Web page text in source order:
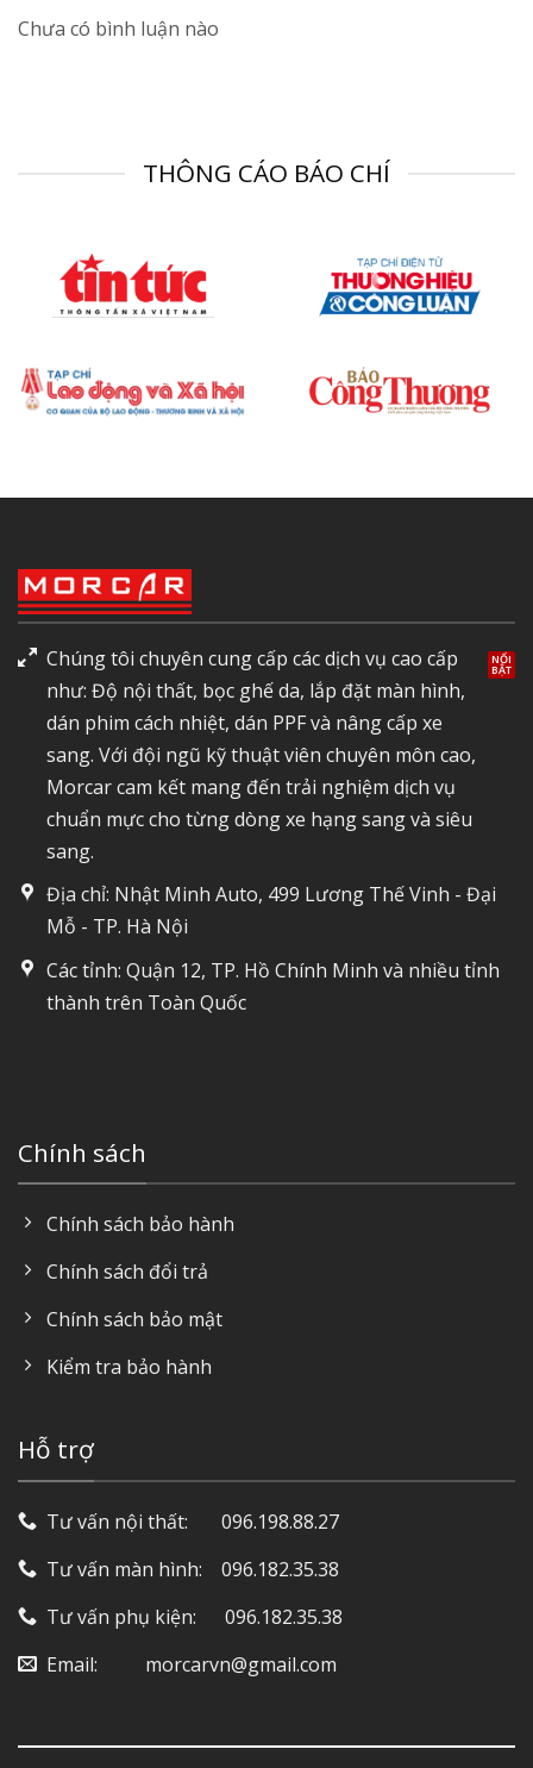
Chưa có bình luận nào
THÔNG CÁO BÁO CHÍ
Chúng tôi chuyên cung cấp các dịch vụ cao cấp
như: Độ nội thất, bọc ghế da, lắp đặt màn hình,
dán phim cách nhiệt, dán PPF và nâng cấp xe
sang. Với đội ngũ kỹ thuật viên chuyên môn cao,
Morcar cam kết mang đến trải nghiệm dịch vụ
chuẩn mực cho từng dòng xe hạng sang và siêu
sang.
Địa chỉ: Nhật Minh Auto, 499 Lương Thế Vinh - Đại
Mỗ - TP. Hà Nội
Các tỉnh: Quận 12, TP. Hồ Chính Minh và nhiều tỉnh
thành trên Toàn Quốc
Chính sách
Chính sách bảo hành
Chính sách đổi trả
Chính sách bảo mật
Kiểm tra bảo hành
Hỗ trợ
Tư vấn nội thất: ‎ ‎ ‎ ‎ ‎ ‎ 096.198.88.27
Tư vấn màn hình: ‎ ‎ ‎ 096.182.35.38
Tư vấn phụ kiện: ‎ ‎ ‎ ‎‎ ‎ 096.182.35.38
Email: ‎ ‎ ‎ ‎ ‎ ‎ ‎ ‎ ‎ morcarvn@gmail.com